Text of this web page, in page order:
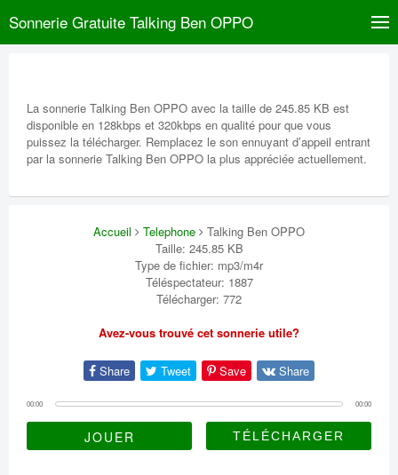
Sonnerie Gratuite Talking Ben OPPO
La sonnerie Talking Ben OPPO avec la taille de 245.85 KB est
disponible en 128kbps et 320kbps en qualité pour que vous
puissez la télécharger. Remplacez le son ennuyant d’appeil entrant
par la sonnerie Talking Ben OPPO la plus appréciée actuellement.
Accueil Telephone
Talking Ben OPPO
Taille: 245.85 KB
Type de fichier: mp3/m4r
Téléspectateur: 1887
Télécharger: 772
Avez-vous trouvé cet sonnerie utile?
Share Tweet Save Share
00:00 00:00
JOUER